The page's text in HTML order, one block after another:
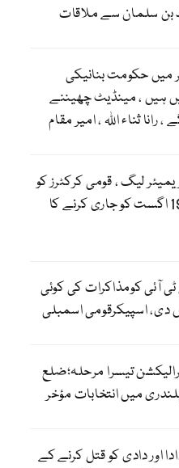
سلمان سے ملاقات
میں حکومت بنانیکی
ہیں ، مینڈیٹ چھیننے
رانا ثناء اللہ ، امیر مقام
لیگ ، قومی کرکٹرز کو
این او سی 19 اگست کو جاری کرنے کا
آئی کومذاکرات کی کوئی
دی، اسپیکرقومی اسمبلی
تیسرا مرحلہ؛ضلع
میں انتخابات مؤخر
اور دادی کو قتل کرنے کے